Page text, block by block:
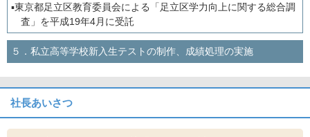
▪東京都足立区教育委員会による「足立区学力向上に関する総合調
査」を平成19年4月に受託
５．私立高等学校新入生テストの制作、成績処理の実施
社長あいさつ